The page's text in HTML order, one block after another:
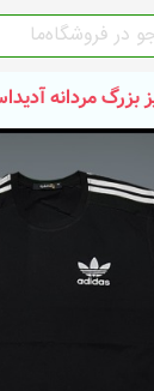
مردانه آدیداس